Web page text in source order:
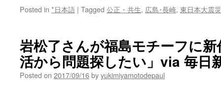
Posted in *日本語 | Tagged 公正・共生, 広島･長崎, 東日本大震
岩松了さんが福島モチーフに
活から問題探したい」via 毎日
Posted on 2017/09/16byyukimiyamotodepaul